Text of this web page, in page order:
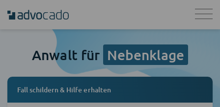
Anwalt für Nebenklage
Fall schildern & Hilfe erhalten